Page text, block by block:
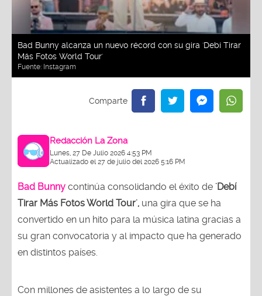
Bad Bunny alcanza un nuevo récord con su gira 'Debí Tirar
Más Fotos World Tour'
Fuente: Instagram
Redacción La Zona
Lunes, 27 De Julio 2026 4:53 PM
Actualizado el 27 de julio del 2026 5:16 PM
Bad Bunny continúa consolidando el éxito de 'Debí
Tirar Más Fotos World Tour', una gira que se ha
convertido en un hito para la música latina gracias a
su gran convocatoria y al impacto que ha generado
en distintos países.
Con millones de asistentes a lo largo de su